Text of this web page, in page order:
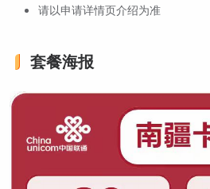
请以申请详情页介绍为准
套餐海报